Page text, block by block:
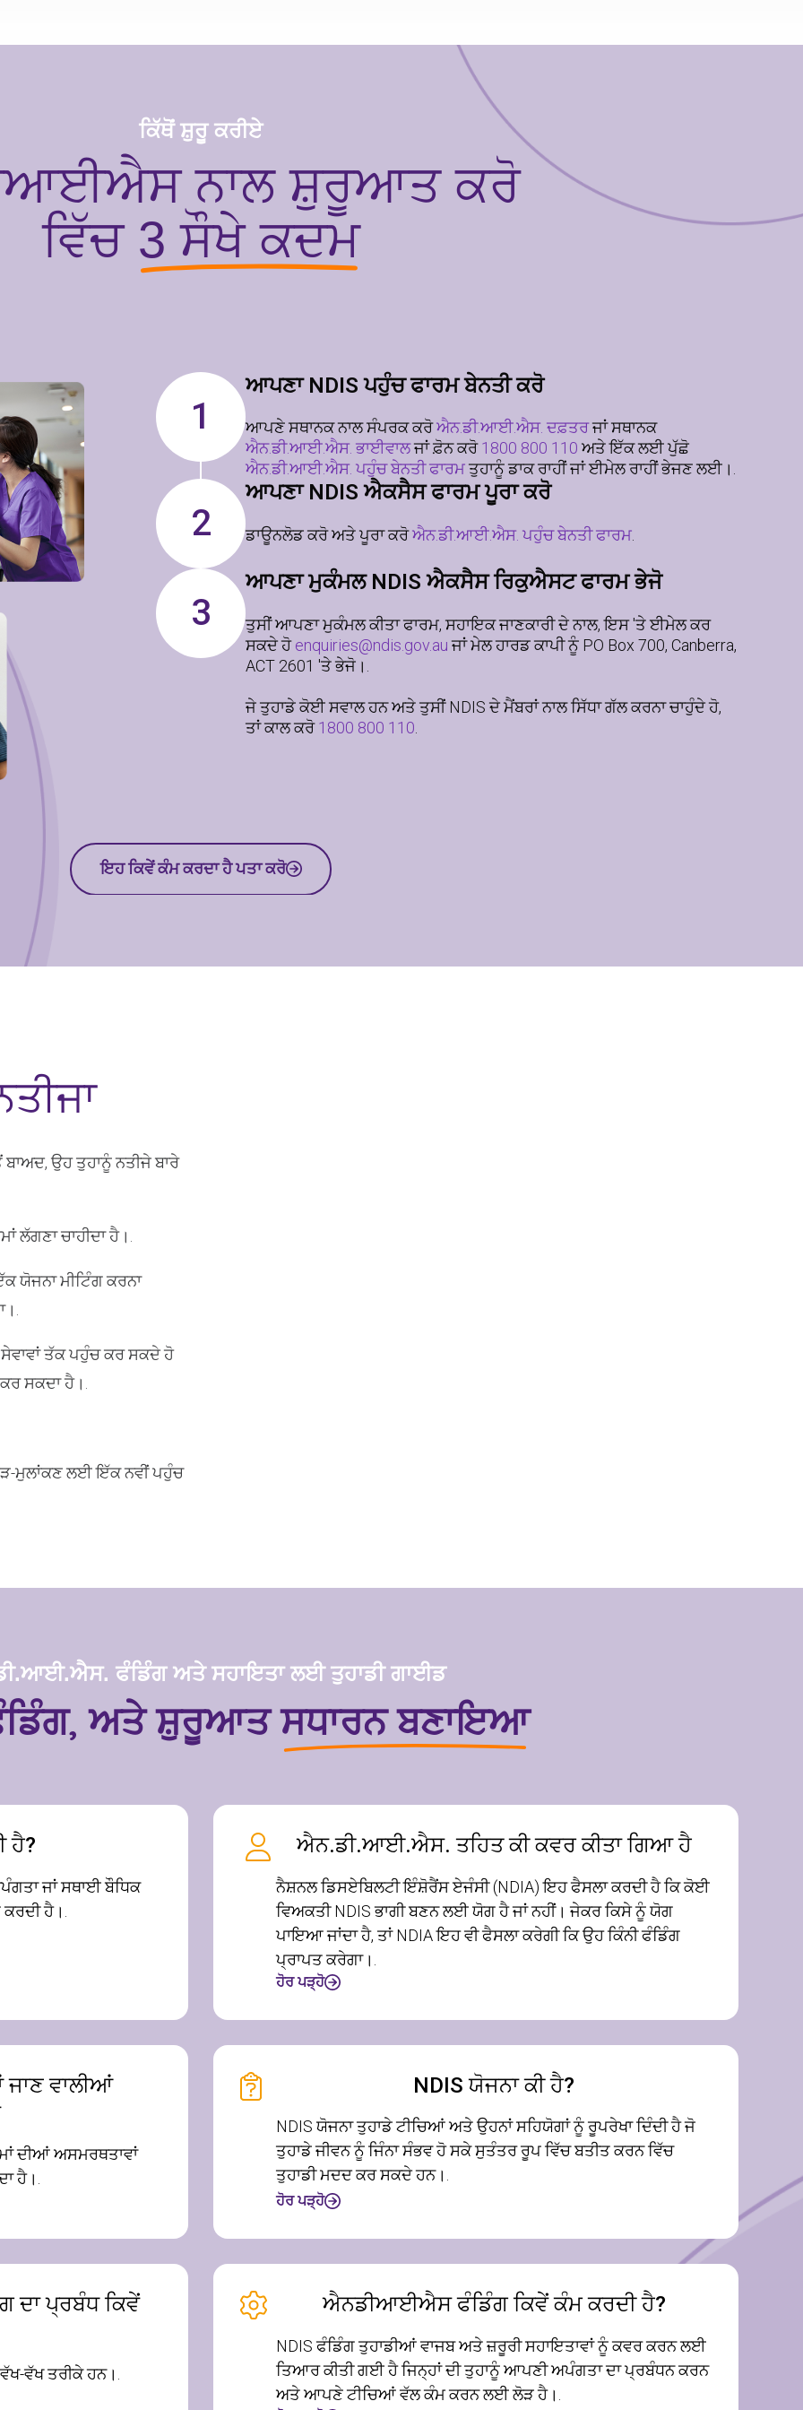
ਕਿੱਥੋਂ ਸ਼ੁਰੂ ਕਰੀਏ
ਨਾਲ ਸ਼ੁਰੂਆਤ ਕਰੋ
ਵਿੱਚ 3 ਸੌਖੇ ਕਦਮ
1
ਆਪਣਾ NDIS ਪਹੁੰਚ ਫਾਰਮ ਬੇਨਤੀ ਕਰੋ
ਆਪਣੇ ਸਥਾਨਕ ਨਾਲ ਸੰਪਰਕ ਕਰੋਐਨ.ਡੀ.ਆਈ.ਐਸ. ਦਫ਼ਤਰਜਾਂ ਸਥਾਨਕ
ਐਨ.ਡੀ.ਆਈ.ਐਸ. ਭਾਈਵਾਲਜਾਂ ਫ਼ੋਨ ਕਰੋ1800 800 110 ਅਤੇ ਇੱਕ ਲਈ ਪੁੱਛੋ
ਐਨ.ਡੀ.ਆਈ.ਐਸ. ਪਹੁੰਚ ਬੇਨਤੀ ਫਾਰਮਤੁਹਾਨੂੰ ਡਾਕ ਰਾਹੀਂ ਜਾਂ ਈਮੇਲ ਰਾਹੀਂ ਭੇਜਣ ਲਈ।.
2
ਆਪਣਾ NDIS ਐਕਸੈਸ ਫਾਰਮ ਪੂਰਾ ਕਰੋ
ਡਾਊਨਲੋਡ ਕਰੋ ਅਤੇ ਪੂਰਾ ਕਰੋਐਨ.ਡੀ.ਆਈ.ਐਸ. ਪਹੁੰਚ ਬੇਨਤੀ ਫਾਰਮ
3
ਆਪਣਾ ਮੁਕੰਮਲ NDIS ਐਕਸੈਸ ਰਿਕੁਐਸਟ ਫਾਰਮ ਭੇਜੋ
ਤੁਸੀਂ ਆਪਣਾ ਮੁਕੰਮਲ ਕੀਤਾ ਫਾਰਮ, ਸਹਾਇਕ ਜਾਣਕਾਰੀ ਦੇ ਨਾਲ, ਇਸ 'ਤੇ ਈਮੇਲ ਕਰ
ਸਕਦੇ ਹੋenquiries@ndis.gov.auਜਾਂ ਮੇਲ ਹਾਰਡ ਕਾਪੀ ਨੂੰ PO Box 700, Canberra,
ACT 2601 'ਤੇ ਭੇਜੋ।.
ਜੇ ਤੁਹਾਡੇ ਕੋਈ ਸਵਾਲ ਹਨ ਅਤੇ ਤੁਸੀਂ NDIS ਦੇ ਮੈਂਬਰਾਂ ਨਾਲ ਸਿੱਧਾ ਗੱਲ ਕਰਨਾ ਚਾਹੁੰਦੇ ਹੋ,
ਤਾਂ ਕਾਲ ਕਰੋ1800 800 110
ਇਹ ਕਿਵੇਂ ਕੰਮ ਕਰਦਾ ਹੈ ਪਤਾ ਕਰੋ
ਉਹ ਤੁਹਾਨੂੰ ਨਤੀਜੇ ਬਾਰੇ
ਲੱਗਣਾ ਚਾਹੀਦਾ ਹੈ।.
ਯੋਜਨਾ ਮੀਟਿੰਗ ਕਰਨਾ
ਤੱਕ ਪਹੁੰਚ ਕਰ ਸਕਦੇ ਹੋ
ਸਕਦਾ ਹੈ।.
ਮੁਲਾਂਕਣ ਲਈ ਇੱਕ ਨਵੀਂ ਪਹੁੰਚ
ਫੰਡਿੰਗ ਅਤੇ ਸਹਾਇਤਾ ਲਈ ਤੁਹਾਡੀ ਗਾਈਡ
ਅਤੇ ਸ਼ੁਰੂਆਤਸਧਾਰਨ ਬਣਾਇਆ
ਹੈ?
ਜਾਂ ਸਥਾਈ ਬੌਧਿਕ
ਹੈ।.
ਐਨ.ਡੀ.ਆਈ.ਐਸ. ਤਹਿਤ ਕੀ ਕਵਰ ਕੀਤਾ ਗਿਆ ਹੈ
ਨੈਸ਼ਨਲ ਡਿਸਏਬਿਲਟੀ ਇੰਸ਼ੋਰੈਂਸ ਏਜੰਸੀ (NDIA) ਇਹ ਫੈਸਲਾ ਕਰਦੀ ਹੈ ਕਿ ਕੋਈ
ਵਿਅਕਤੀ NDIS ਭਾਗੀ ਬਣਨ ਲਈ ਯੋਗ ਹੈ ਜਾਂ ਨਹੀਂ। ਜੇਕਰ ਕਿਸੇ ਨੂੰ ਯੋਗ
ਪਾਇਆ ਜਾਂਦਾ ਹੈ, ਤਾਂ NDIA ਇਹ ਵੀ ਫੈਸਲਾ ਕਰੇਗੀ ਕਿ ਉਹ ਕਿੰਨੀ ਫੰਡਿੰਗ
ਪ੍ਰਾਪਤ ਕਰੇਗਾ।.
ਹੋਰ ਪੜ੍ਹੋ
ਵਾਲੀਆਂ
ਦੀਆਂ ਅਸਮਰਥਤਾਵਾਂ
ਹੈ।.
NDIS ਯੋਜਨਾ ਕੀ ਹੈ?
NDIS ਯੋਜਨਾ ਤੁਹਾਡੇ ਟੀਚਿਆਂ ਅਤੇ ਉਹਨਾਂ ਸਹਿਯੋਗਾਂ ਨੂੰ ਰੂਪਰੇਖਾ ਦਿੰਦੀ ਹੈ ਜੋ
ਤੁਹਾਡੇ ਜੀਵਨ ਨੂੰ ਜਿੰਨਾ ਸੰਭਵ ਹੋ ਸਕੇ ਸੁਤੰਤਰ ਰੂਪ ਵਿੱਚ ਬਤੀਤ ਕਰਨ ਵਿੱਚ
ਤੁਹਾਡੀ ਮਦਦ ਕਰ ਸਕਦੇ ਹਨ।.
ਹੋਰ ਪੜ੍ਹੋ
ਪ੍ਰਬੰਧ ਕਿਵੇਂ
ਵੱਖ ਤਰੀਕੇ ਹਨ।.
ਐਨਡੀਆਈਐਸ ਫੰਡਿੰਗ ਕਿਵੇਂ ਕੰਮ ਕਰਦੀ ਹੈ?
NDIS ਫੰਡਿੰਗ ਤੁਹਾਡੀਆਂ ਵਾਜਬ ਅਤੇ ਜ਼ਰੂਰੀ ਸਹਾਇਤਾਵਾਂ ਨੂੰ ਕਵਰ ਕਰਨ ਲਈ
ਤਿਆਰ ਕੀਤੀ ਗਈ ਹੈ ਜਿਨ੍ਹਾਂ ਦੀ ਤੁਹਾਨੂੰ ਆਪਣੀ ਅਪੰਗਤਾ ਦਾ ਪ੍ਰਬੰਧਨ ਕਰਨ
ਅਤੇ ਆਪਣੇ ਟੀਚਿਆਂ ਵੱਲ ਕੰਮ ਕਰਨ ਲਈ ਲੋੜ ਹੈ।.
ਆਪਣਾ ਪੋਸਟਕੋਡ ਚੈੱਕ ਕਰੋ
ਲਈ ਕਿ ਅਸੀਂ ਤੁਹਾਡੇ ਖੇਤਰ ਵਿੱਚ ਸੇਵਾ ਪ੍ਰਦਾਨ ਕਰਦੇ ਹਾਂ।.